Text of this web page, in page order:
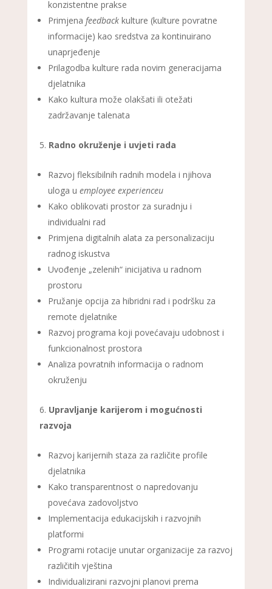
konzistentne prakse
Primjena feedbackkulture (kulture povratne
informacije) kao sredstva za kontinuirano
unaprjeđenje
Prilagodba kulture rada novim generacijama
djelatnika
Kako kultura može olakšati ili otežati
zadržavanje talenata
Radno okruženje i uvjeti rada
Razvoj fleksibilnih radnih modela i njihova
uloga u employee experienceu
Kako oblikovati prostor za suradnju i
individualni rad
Primjena digitalnih alata za personalizaciju
radnog iskustva
Uvođenje „zelenih“ inicijativa u radnom
prostoru
Pružanje opcija za hibridni rad i podršku za
remote djelatnike
Razvoj programa koji povećavaju udobnost i
funkcionalnost prostora
Analiza povratnih informacija o radnom
okruženju
Upravljanje karijerom i mogućnosti
razvoja
Razvoj karijernih staza za različite profile
djelatnika
Kako transparentnost o napredovanju
povećava zadovoljstvo
Implementacija edukacijskih i razvojnih
platformi
Programi rotacije unutar organizacije za razvoj
različitih vještina
Individualizirani razvojni planovi prema